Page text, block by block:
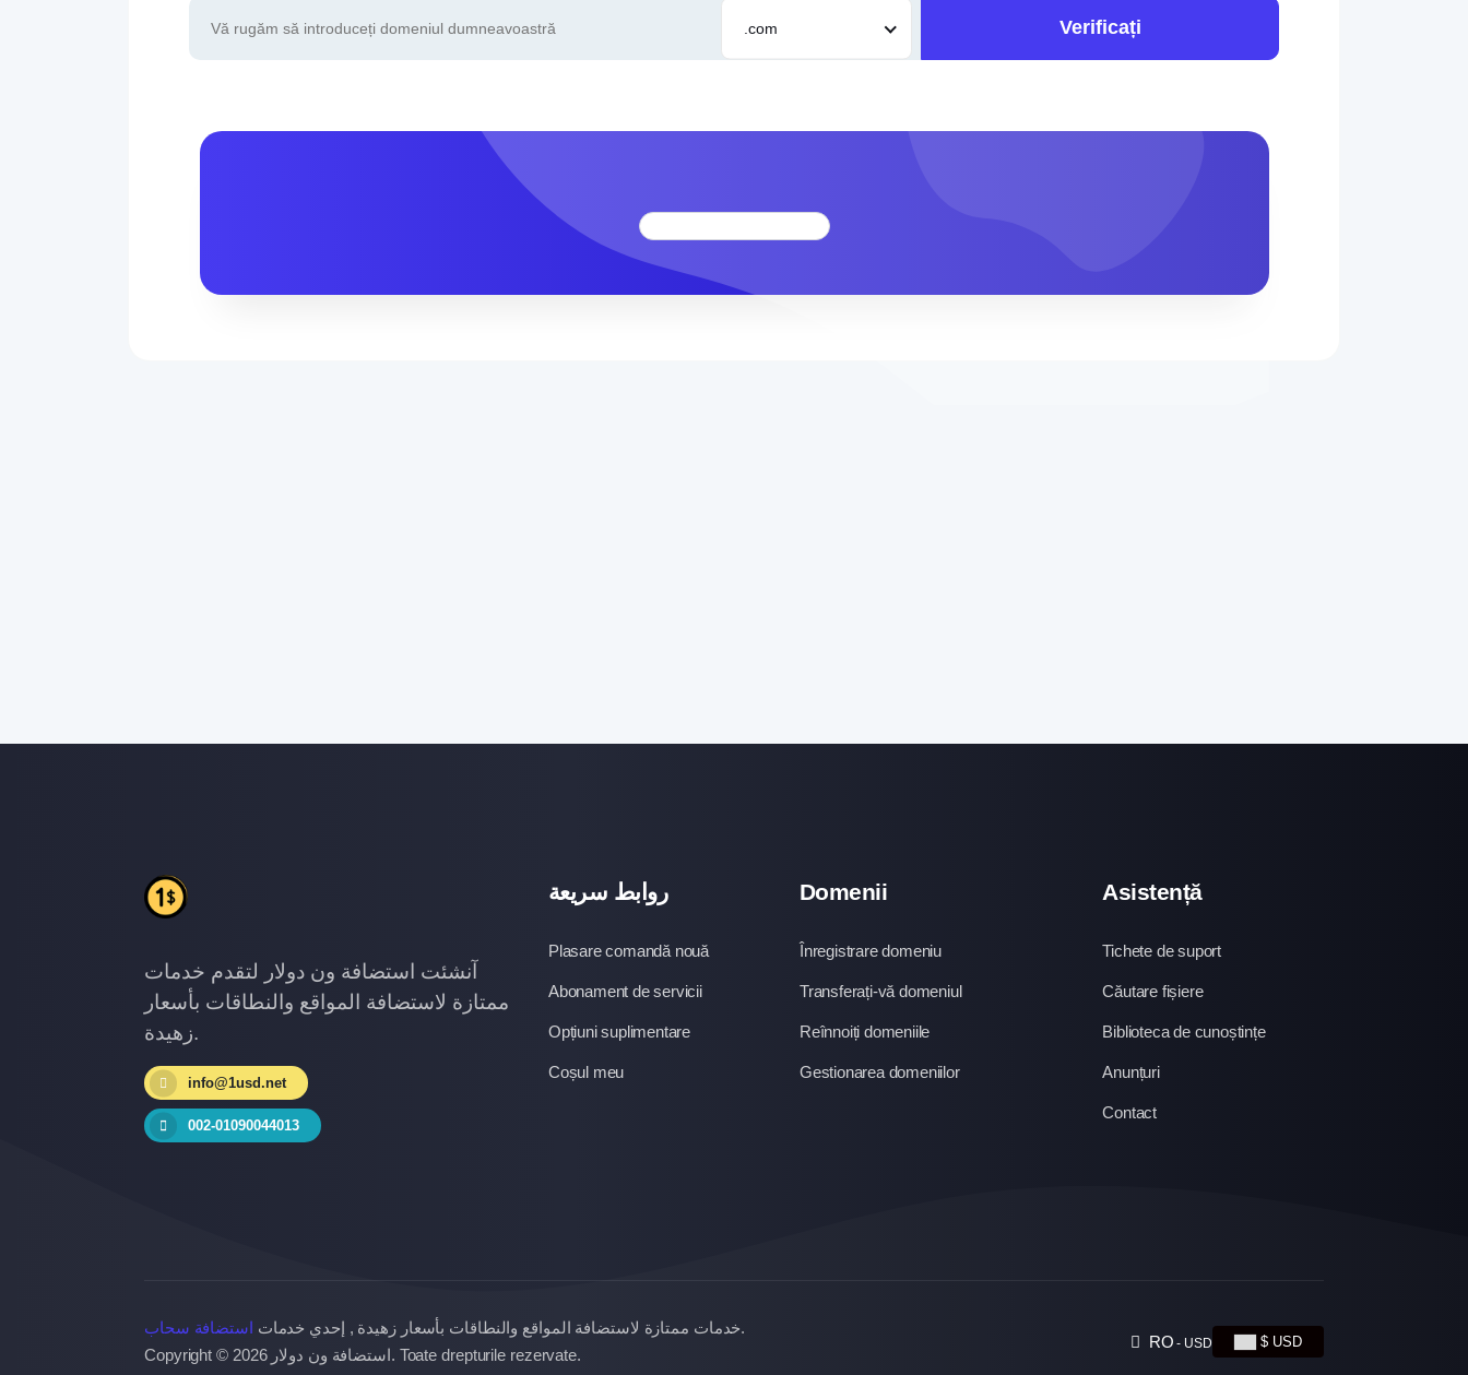
.com Verificați
آنشئت استضافة ون دولار لتقدم خدمات
ممتازة لاستضافة المواقع والنطاقات بأسعار
زهيدة.
info@1usd.net
002-01090044013
روابط سريعة
Plasare comandă nouă
Abonament de servicii
Opțiuni suplimentare
Coșul meu
Domenii
Înregistrare domeniu
Transferați-vă domeniul
Reînnoiți domeniile
Gestionarea domeniilor
Asistență
Tichete de suport
Căutare fișiere
Biblioteca de cunoștințe
Anunțuri
Contact
خدمات ممتازة لاستضافة المواقع والنطاقات بأسعار زهيدة , إحدي خدمات استضافة سحاب
.
Copyright © 2026 استضافة ون دولار. Toate drepturile rezervate.
RO - USD $ USD